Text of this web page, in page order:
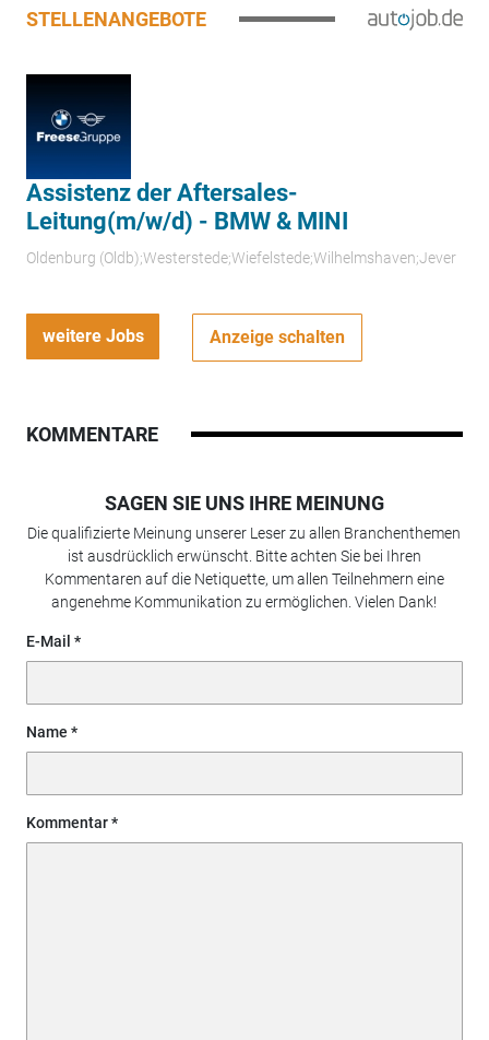
STELLENANGEBOTE
Assistenz der Aftersales-
Leitung(m/w/d) - BMW & MINI
Oldenburg (Oldb);Westerstede;Wiefelstede;Wilhelmshaven;Jever
weitere Jobs Anzeige schalten
KOMMENTARE
SAGEN SIE UNS IHRE MEINUNG
Die qualifizierte Meinung unserer Leser zu allen Branchenthemen
ist ausdrücklich erwünscht. Bitte achten Sie bei Ihren
Kommentaren auf die Netiquette, um allen Teilnehmern eine
angenehme Kommunikation zu ermöglichen. Vielen Dank!
E-Mail
Name
Kommentar